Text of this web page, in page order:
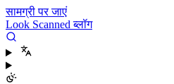
सामग्री पर जाएं
Look Scanned ब्लॉग